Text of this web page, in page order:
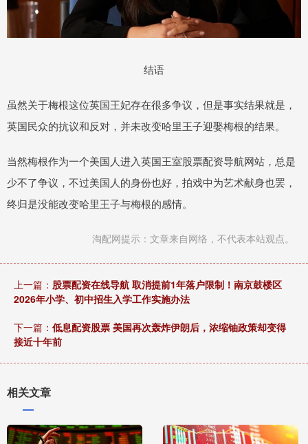
结语
虽然关于梅根这位英国王妃存在很多争议，但是事实结果就是，
英国民众的抗议和反对，并未改变哈里王子迎娶梅根的结果。
当然梅根作为一个美国人进入英国王室股票配资导航网站，总是
少不了争议，不过美国人的身份也好，拍戏中为艺术献身也罢，
终归是没能改变哈里王子与梅根的感情。
淘配网提示：文章来自网络，不代表本站观点。
上一篇： 股票配资在线导航 取消提前1年落户限制！南京鼓楼区
2026年小学、初中招生入学工作实施办法
下一篇： 低息配资股票 美国再次轰炸伊朗后，浓缩铀政策却变得
接近十年前
相关文章